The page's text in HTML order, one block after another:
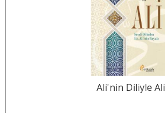
Ali'nin Diliyle Ali